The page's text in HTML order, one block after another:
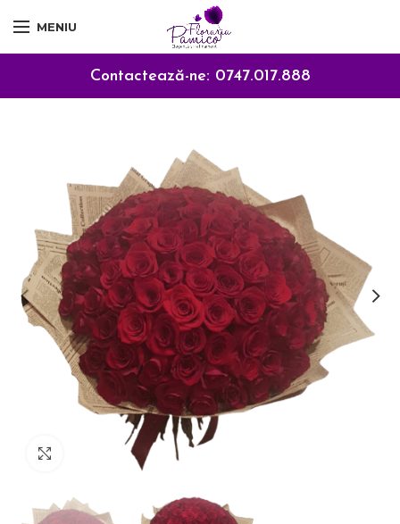
MENIU
Contactează-ne: 0747.017.888
Click to enlarge